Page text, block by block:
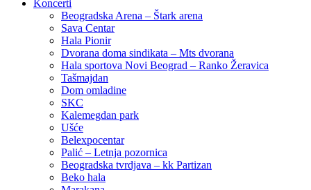
Koncerti
Beogradska Arena – Štark arena
Sava Centar
Hala Pionir
Dvorana doma sindikata – Mts dvorana
Hala sportova Novi Beograd – Ranko Žeravica
Tašmajdan
Dom omladine
SKC
Kalemegdan park
Ušće
Belexpocentar
Palić – Letnja pozornica
Beogradska tvrdjava – kk Partizan
Beko hala